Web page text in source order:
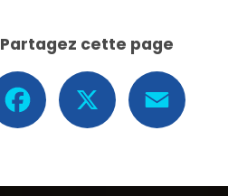
Partagez cette page
Facebook